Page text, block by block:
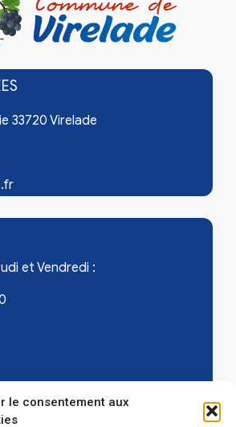
le consentement aux
33720 Virelade
et Vendredi :
et 3ème de chaque mois :